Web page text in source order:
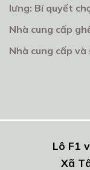
lưng: Bí quyết
Nhà cung cấp
Nhà cung cấp
Lô F1
Xã